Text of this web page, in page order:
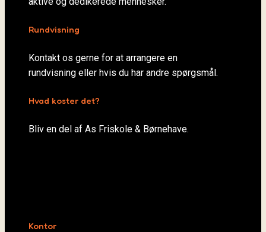
Rundvisning
Kontakt os gerne for at arrangere en
rundvisning eller hvis du har andre spørgsmål.
Hvad koster det?
Bliv en del af As Friskole & Børnehave.
Kontor